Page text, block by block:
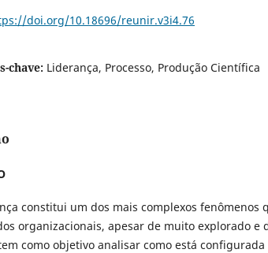
doi.org/10.18696/reunir.v3i4.76
chave: Liderança, Processo, Produção Científica
constitui um dos mais complexos fenômenos
organizacionais, apesar de muito explorado e
como objetivo analisar como está configurada